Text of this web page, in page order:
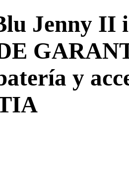
Jenny II
y